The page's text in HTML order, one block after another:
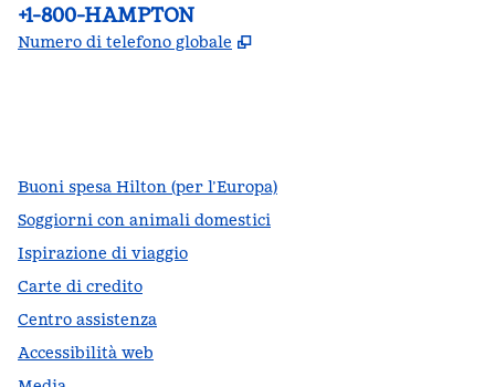
Telefono:
+1-800-HAMPTON
Numero di telefono globale ,
Buoni spesa Hilton (per l’Europa)
Soggiorni con animali domestici
Ispirazione di viaggio
Carte di credito
Centro assistenza
Accessibilità web